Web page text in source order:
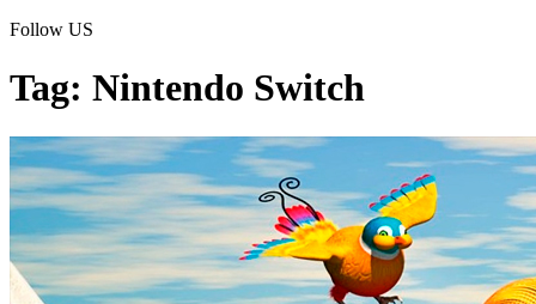
Follow US
Tag: Nintendo Switch